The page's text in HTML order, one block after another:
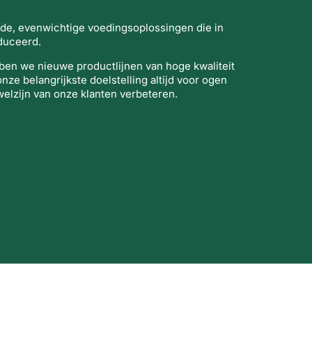
evenwichtige voedingsoplossingen die in
we nieuwe productlijnen van hoge kwaliteit
belangrijkste doelstelling altijd voor ogen
van onze klanten verbeteren.